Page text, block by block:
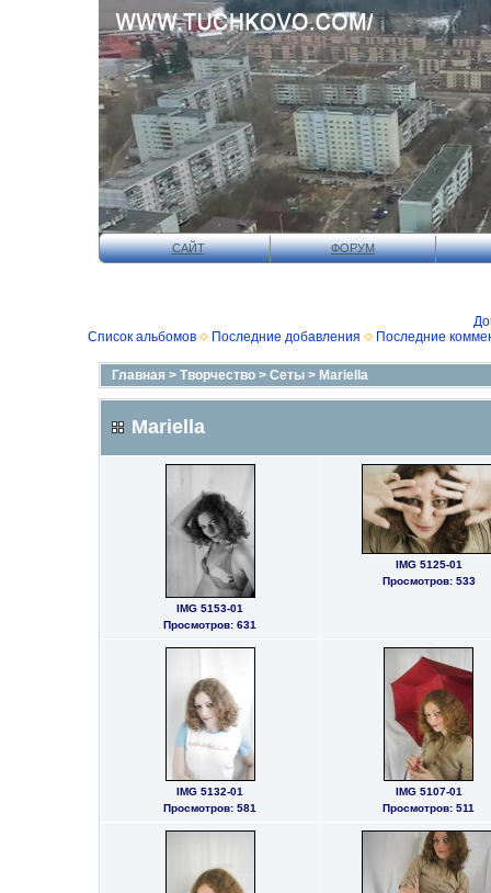
САЙТ ФОРУМ
Список альбомов
Последние добавления Последние
Главная > Творчество > Сеты > Mariella
Mariella
IMG 5153-01
Просмотров: 631
IMG 5125-01
Просмотров: 533
IMG 5132-01
Просмотров: 581
IMG 5107-01
Просмотров: 511